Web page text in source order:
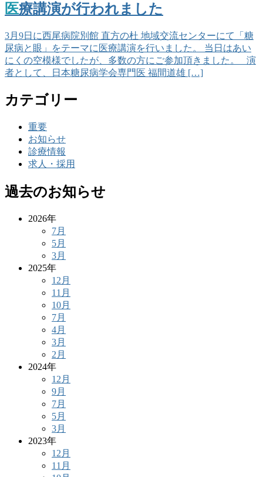
医療講演が行われました
3月9日に西尾病院別館 直方の杜 地域交流センターにて「糖
尿病と眼」をテーマに医療講演を行いました。 当日はあい
にくの空模様でしたが、多数の方にご参加頂きました。 演
者として、日本糖尿病学会専門医 福間道雄 […]
カテゴリー
重要
お知らせ
診療情報
求人・採用
過去のお知らせ
2026年
7月
5月
3月
2025年
12月
11月
10月
7月
4月
3月
2月
2024年
12月
9月
7月
5月
3月
2023年
12月
11月